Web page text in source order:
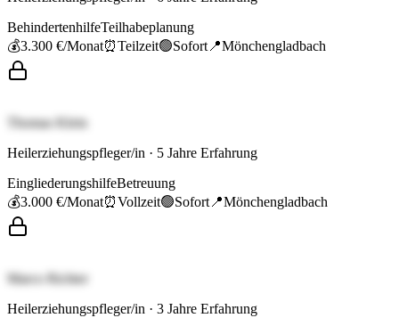
BehindertenhilfeTeilhabeplanung
💰3.300 €/Monat⏰Teilzeit🟢Sofort 📍Mönchengladbach
Thomas Klein
Heilerziehungspfleger/in · 5 Jahre Erfahrung
EingliederungshilfeBetreuung
💰3.000 €/Monat⏰Vollzeit🟢Sofort 📍Mönchengladbach
Marco Richter
Heilerziehungspfleger/in · 3 Jahre Erfahrung